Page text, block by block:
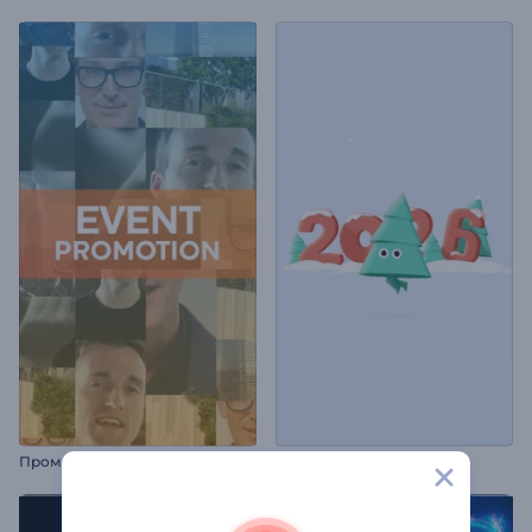
Промо для особого события